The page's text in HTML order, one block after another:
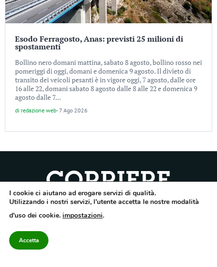
Esodo Ferragosto, Anas: previsti 25 milioni di
spostamenti
Bollino nero domani mattina, sabato 8 agosto, bollino rosso nei
pomeriggi di oggi, domani e domenica 9 agosto. Il divieto di
transito dei veicoli pesanti è in vigore oggi, 7 agosto, dalle ore
16 alle 22, domani sabato 8 agosto dalle 8 alle 22 e domenica 9
agosto dalle 7...
di redazione web-7 Ago 2026
Quotidiano dell’Irpinia, a diffusione regionale. Reg. Trib. di Avellino n.7/12 del
Direttore responsabile Gianni Festa – Corriere srl – Via Annarumma 39/A 83100
Categorie
I cookie ci aiutano ad erogare servizi di qualità.
Utilizzando i nostri servizi, l'utente accetta le nostre modalità
d'uso dei cookie. impostazioni.
Accetta